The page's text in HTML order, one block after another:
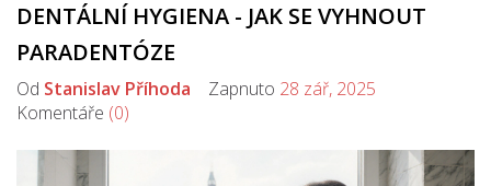
DENTÁLNÍ HYGIENA - JAK SE VYHNOUT
PARADENTÓZE
Od Stanislav Příhoda Zapnuto 28 zář, 2025
Komentáře (0)